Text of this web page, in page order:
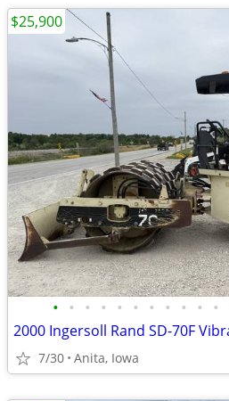
• • • • • • • • • • •
7/30 Anita, Iowa
$25,900